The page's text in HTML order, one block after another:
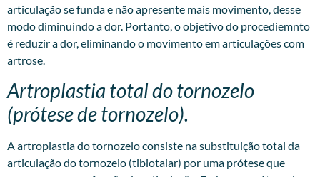
articulação se funda e não apresente mais movimento, desse
modo diminuindo a dor. Portanto, o objetivo do procediemnto
é reduzir a dor, eliminando o movimento em articulações com
artrose.
Artroplastia total do tornozelo
(prótese de tornozelo).
A artroplastia do tornozelo consiste na substituição total da
articulação do tornozelo (tibiotalar) por uma prótese que